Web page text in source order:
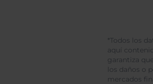
*Todos los
aquí
garantiza
los daños o
mercados